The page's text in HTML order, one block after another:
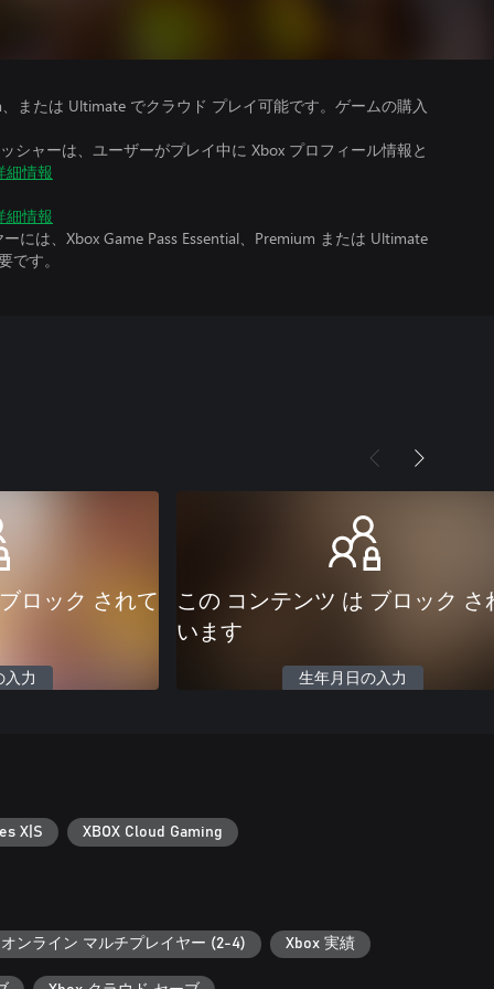
、または Ultimate でクラウド プレイ可能です。ゲームの購入
シャーは、ユーザーがプレイ中に Xbox プロフィール情報と
細情報
細情報
には、Xbox Game Pass Essential、Premium または Ultimate
です。
ロック されて
入力
この コンテンツ は ブロック さ
います
生年月日の入力
X|S XBOX Cloud Gaming
オンライン マルチプレイヤー (2-4) Xbox 実績